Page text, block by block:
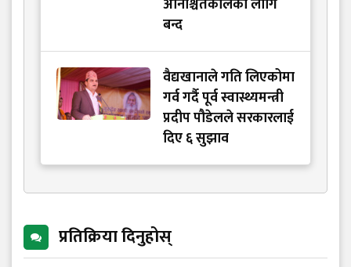
अनिश्चितकालका लागि
बन्द
वैद्यखानाले गति लिएकोमा
गर्व गर्दै पूर्व स्वास्थ्यमन्त्री
प्रदीप पौडेलले सरकारलाई
दिए ६ सुझाव
प्रतिक्रिया दिनुहोस्